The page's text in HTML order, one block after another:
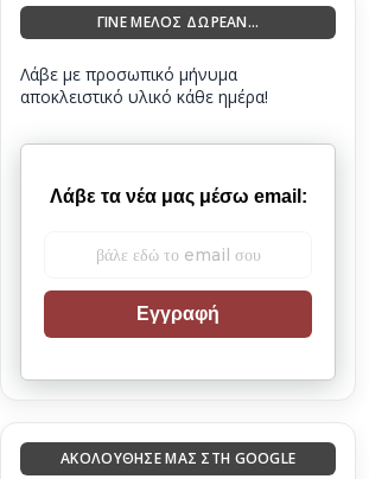
ΓΙΝΕ ΜΕΛΟΣ ΔΩΡΕΑΝ...
Λάβε με προσωπικό μήνυμα
αποκλειστικό υλικό κάθε ημέρα!
Λάβε τα νέα μας μέσω email:
Εγγραφή
ΑΚΟΛΟΎΘΗΣΈ ΜΑΣ ΣΤΗ GOOGLE